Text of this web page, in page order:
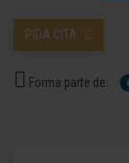
PIDA CITA
Forma parte de: